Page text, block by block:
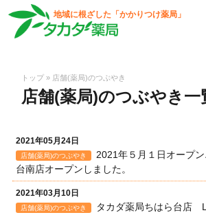
地域に根ざした「かかりつけ薬局」
トップ» 店舗(薬局)のつぶやき
店舗(薬局)のつぶやき一
2021年05月24日
店舗(薬局)のつぶやき
2021年５月１日オープ
台南店オープンしました。
2021年03月10日
店舗(薬局)のつぶやき
タカダ薬局ちはら台店